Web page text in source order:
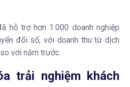
hỗ trợ hơn 1.000 doanh nghiệp
đổi số, với doanh thu từ dịch
với năm trước.
trải nghiệm khách